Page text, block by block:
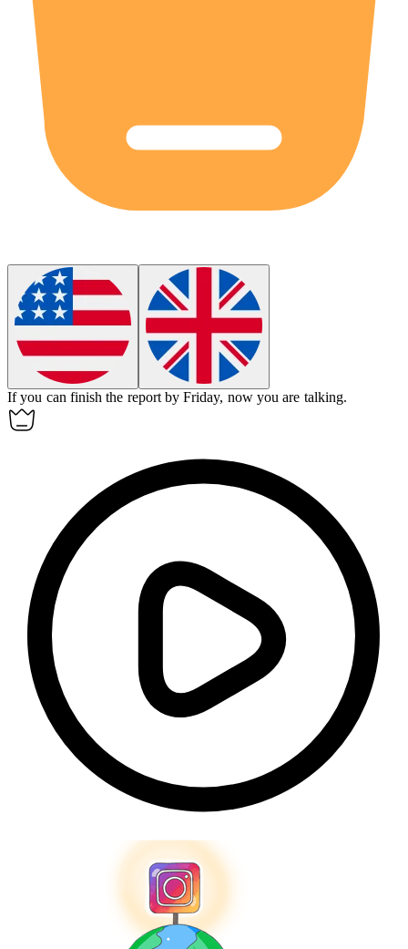
If you can finish the report by Friday, now you are talking.